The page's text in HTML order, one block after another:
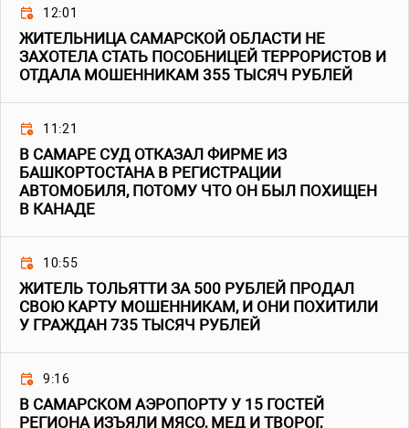
12:01
ЖИТЕЛЬНИЦА САМАРСКОЙ ОБЛАСТИ НЕ
ЗАХОТЕЛА СТАТЬ ПОСОБНИЦЕЙ ТЕРРОРИСТОВ И
ОТДАЛА МОШЕННИКАМ 355 ТЫСЯЧ РУБЛЕЙ
11:21
В САМАРЕ СУД ОТКАЗАЛ ФИРМЕ ИЗ
БАШКОРТОСТАНА В РЕГИСТРАЦИИ
АВТОМОБИЛЯ, ПОТОМУ ЧТО ОН БЫЛ ПОХИЩЕН
В КАНАДЕ
10:55
ЖИТЕЛЬ ТОЛЬЯТТИ ЗА 500 РУБЛЕЙ ПРОДАЛ
СВОЮ КАРТУ МОШЕННИКАМ, И ОНИ ПОХИТИЛИ
У ГРАЖДАН 735 ТЫСЯЧ РУБЛЕЙ
9:16
В САМАРСКОМ АЭРОПОРТУ У 15 ГОСТЕЙ
РЕГИОНА ИЗЪЯЛИ МЯСО, МЕД И ТВОРОГ,